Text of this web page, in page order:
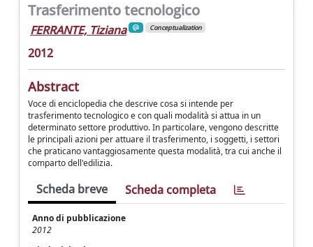
Trasferimento tecnologico
FERRANTE, Tiziana Conceptualization
2012
Abstract
Voce di enciclopedia che descrive cosa si intende per
trasferimento tecnologico e con quali modalità si attua in un
determinato settore produttivo. In particolare, vengono descritte
le principali azioni per attuare il trasferimento, i soggetti, i settori
che praticano vantaggiosamente questa modalità, tra cui anche il
comparto dell'edilizia.
Scheda breve Scheda completa
Anno di pubblicazione
2012